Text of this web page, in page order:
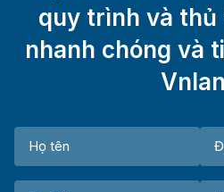
quy trình và thủ
nhanh chóng và